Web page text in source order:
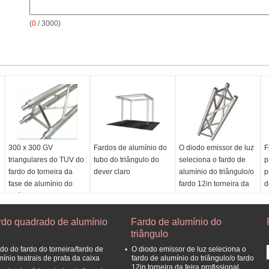
(0 / 3000)
300 x 300 GV
triangulares do TUV do
fardo do torneira da
fase de alumínio do
a 200*200mm
Material:
Alumínio
certificado:TUV e GV
Fardos de alumínio do
tubo do triângulo do
dever claro
O diodo emissor de luz
seleciona o fardo de
alumínio do triângulo/o
fardo 12in torneira da
quadrado de alumínio
do fardo do torneira/fardo de
teatrais de prata da caixa
Fardo de alumínio do
triângulo
O diodo emissor de luz seleciona o
fardo de alumínio do triângulo/o fardo
12in torneira da feira profissional